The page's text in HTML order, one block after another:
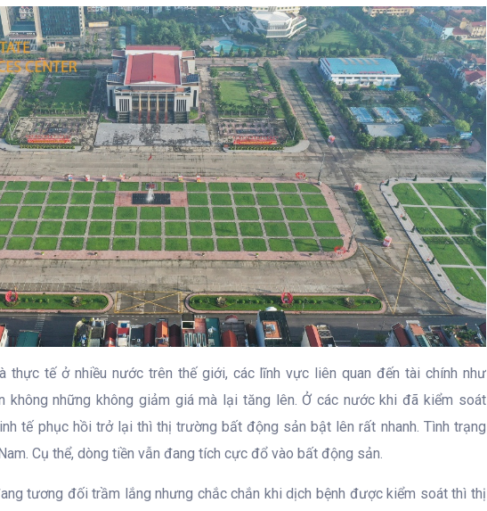
thực tế ở nhiều nước trên thế giới, các lĩnh vực liên quan đến tài chính như
không những không giảm giá mà lại tăng lên. Ở các nước khi đã kiểm soát
tế phục hồi trở lại thì thị trường bất động sản bật lên rất nhanh. Tình trạng
Cụ thể, dòng tiền vẫn đang tích cực đổ vào bất động sản.
tương đối trầm lắng nhưng chắc chắn khi dịch bệnh được kiểm soát thì thị